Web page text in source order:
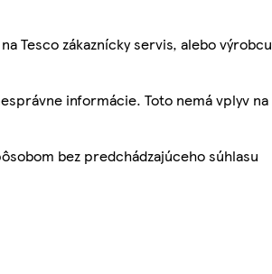
Tesco zákaznícky servis, alebo výrobcu
informácie. Toto nemá vplyv na
bez predchádzajúceho súhlasu